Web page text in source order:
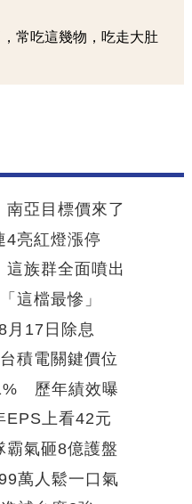
常吃這幾物，吃走大肚
亞目標價來了
亮紅燈漲停
族群全面噴出
這檔最慘」
17日除息
積電關鍵價位
歷年績效曝
上看42元
霸氣砸8億護盤
萬人鬆一口氣